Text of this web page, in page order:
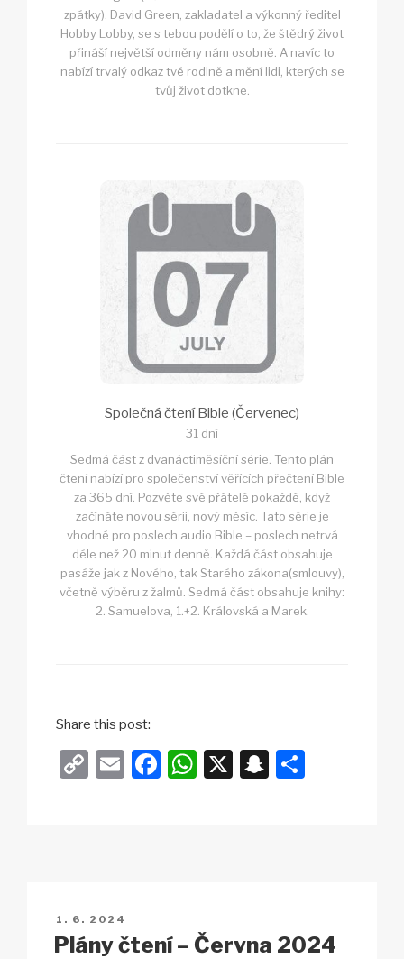
zpátky). David Green, zakladatel a výkonný ředitel
Hobby Lobby, se s tebou podělí o to, že štědrý život
přináší největší odměny nám osobně. A navíc to
nabízí trvalý odkaz tvé rodině a mění lidi, kterých se
tvůj život dotkne.
Společná čtení Bible (Červenec)
31 dní
Sedmá část z dvanáctiměsíční série. Tento plán
čtení nabízí pro společenství věřících přečtení Bible
za 365 dní. Pozvěte své přátelé pokaždé, když
začínáte novou sérii, nový měsíc. Tato série je
vhodné pro poslech audio Bible – poslech netrvá
déle než 20 minut denně. Každá část obsahuje
pasáže jak z Nového, tak Starého zákona(smlouvy),
včetně výběru z žalmů. Sedmá část obsahuje knihy:
2. Samuelova, 1.+2. Královská a Marek.
Share this post:
C
n
k
E
F
o
W
p
X
S
at
PUBLIKOVÁNO
1. 6. 2024
Plány čtení – Června 2024